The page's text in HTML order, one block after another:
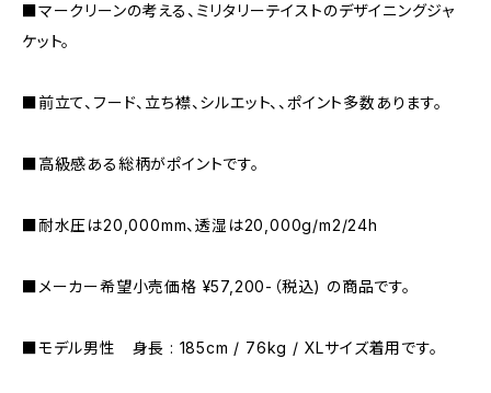
■マークリーンの考える、ミリタリーテイストのデザイニングジャ
ケット。
■前立て、フード、立ち襟、シルエット、、ポイント多数あります。
■高級感ある総柄がポイントです。
■耐水圧は20,000mm、透湿は20,000g/m2/24h
■メーカー希望小売価格 ¥57,200-（税込) の商品です。
■モデル男性 身長 : 185cm / 76kg / XLサイズ着用です。